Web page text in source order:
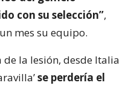
con su selección”,
mes su equipo.
la lesión, desde Italia
se perdería el